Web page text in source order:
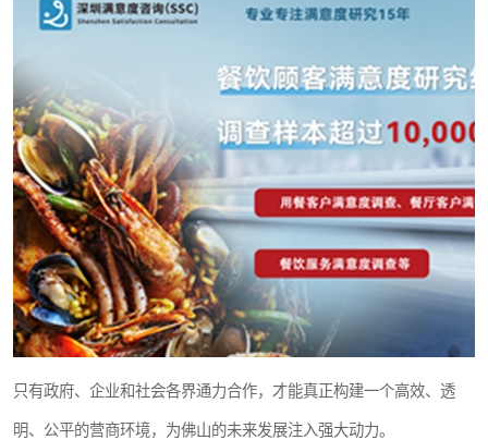
只有政府、企业和社会各界通力合作，才能真正构建一个高效、透
明、公平的营商环境，为佛山的未来发展注入强大动力。